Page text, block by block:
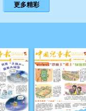
更多精彩